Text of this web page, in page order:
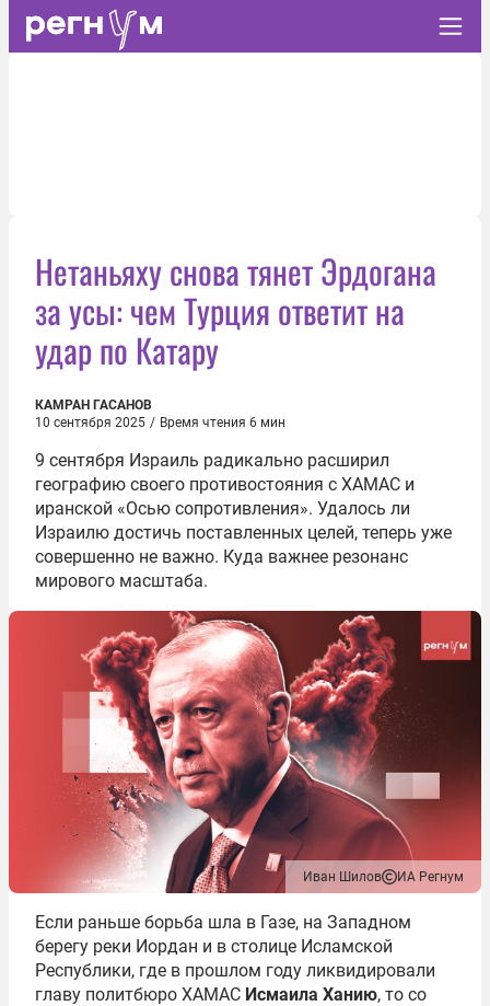
Нетаньяху снова тянет Эрдогана
за усы: чем Турция ответит на
удар по Катару
КАМРАН ГАСАНОВ
10 сентября 2025 / Время чтения 6 мин
9 сентября Израиль радикально расширил
географию своего противостояния с ХАМАС и
иранской «Осью сопротивления». Удалось ли
Израилю достичь поставленных целей, теперь уже
совершенно не важно. Куда важнее резонанс
мирового масштаба.
Иван Шилов ИА Регнум
Если раньше борьба шла в Газе, на Западном
берегу реки Иордан и в столице Исламской
Республики, где в прошлом году ликвидировали
главу политбюро ХАМАС Исмаила Ханию, то со